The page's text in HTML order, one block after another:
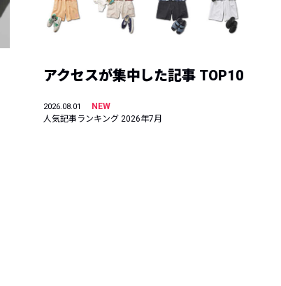
アクセスが集中した記事 TOP10
2026.08.01
NEW
人気記事ランキング 2026年7月